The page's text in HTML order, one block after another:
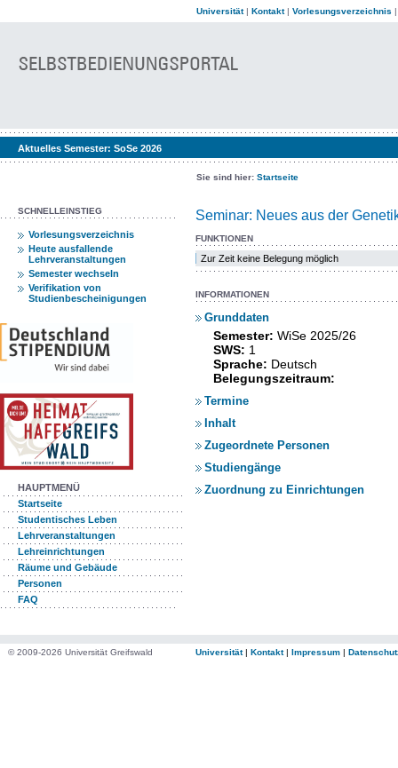
Universität| Kontakt| Vorlesungsverzeichnis
Aktuelles Semester: SoSe 2026
Sie sind hier: Startseite
SCHNELLEINSTIEG
Vorlesungsverzeichnis
Heute ausfallende
Lehrveranstaltungen
Semester wechseln
Verifikation von
Studienbescheinigungen
HAUPTMENÜ
Startseite
Studentisches Leben
Lehrveranstaltungen
Lehreinrichtungen
Räume und Gebäude
Personen
FAQ
Seminar: Neues aus der
FUNKTIONEN
Zur Zeit keine Belegung möglich
INFORMATIONEN
Grunddaten
Semester: WiSe 2025/26
SWS: 1
Sprache: Deutsch
Belegungszeitraum:
Termine
Inhalt
Zugeordnete Personen
Studiengänge
Zuordnung zu Einrichtungen
© 2009-2026 Universität Greifswald Universität| Kontakt| Impressum |